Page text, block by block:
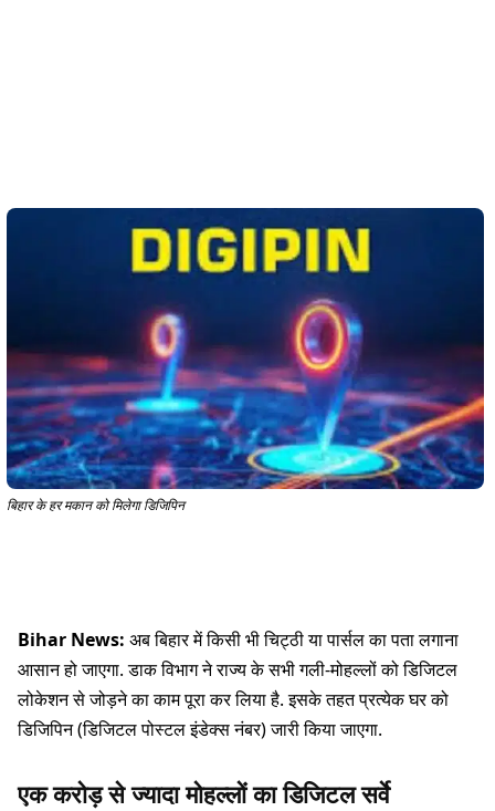
बिहार के हर मकान को मिलेगा डिजिपिन
Bihar News: अब बिहार में किसी भी चिट्ठी या पार्सल का पता लगाना
आसान हो जाएगा. डाक विभाग ने राज्य के सभी गली-मोहल्लों को डिजिटल
लोकेशन से जोड़ने का काम पूरा कर लिया है. इसके तहत प्रत्येक घर को
डिजिपिन (डिजिटल पोस्टल इंडेक्स नंबर) जारी किया जाएगा.
एक करोड़ से ज्यादा मोहल्लों का डिजिटल सर्वे